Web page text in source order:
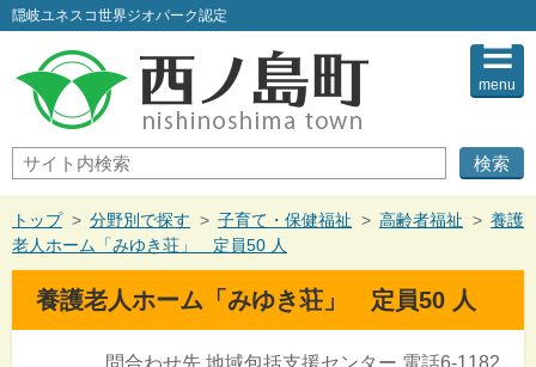
このページの本文へ
隠岐ユネスコ世界ジオパーク認定
サ
イ
ト
内
検
索
menu
現
在
の
トップ > 分野別で探す > 子育て・保健福祉 > 高齢者福祉 > 養護
老人ホーム「みゆき荘」 定員50 人
養護老人ホーム「みゆき荘」 定員50 人